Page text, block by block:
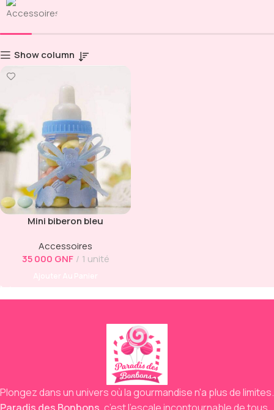
Show column
Mini biberon bleu
Accessoires
35 000 GNF 1 unité
Plongez dans un univers où la gourmandise n'a plus de limites.